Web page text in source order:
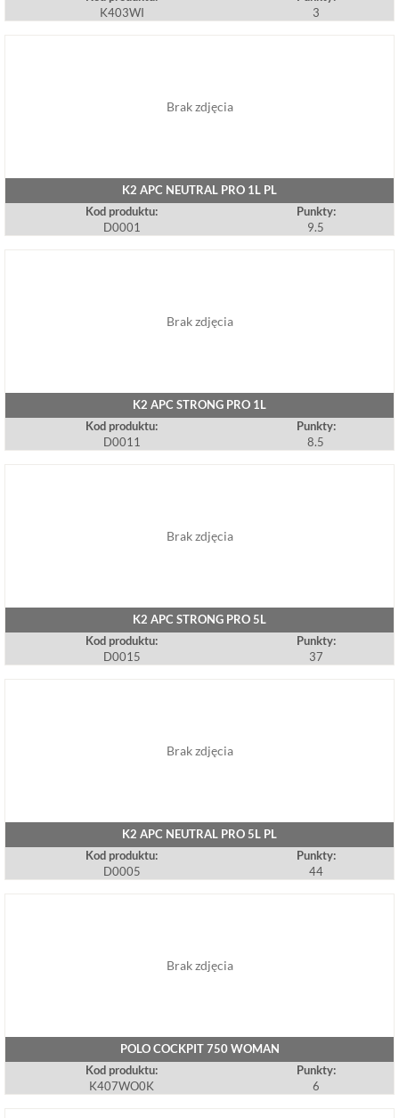
K403WI
3
Brak zdjęcia
K2 APC NEUTRAL PRO 1L PL
Kod produktu:
D0001
Punkty:
9.5
Brak zdjęcia
K2 APC STRONG PRO 1L
Kod produktu:
D0011
Punkty:
8.5
Brak zdjęcia
K2 APC STRONG PRO 5L
Kod produktu:
D0015
Punkty:
37
Brak zdjęcia
K2 APC NEUTRAL PRO 5L PL
Kod produktu:
D0005
Punkty:
44
Brak zdjęcia
POLO COCKPIT 750 WOMAN
Kod produktu:
K407WO0K
Punkty:
6